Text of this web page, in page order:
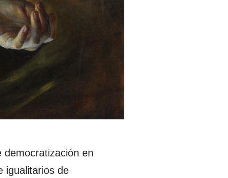
democratización en
igualitarios de